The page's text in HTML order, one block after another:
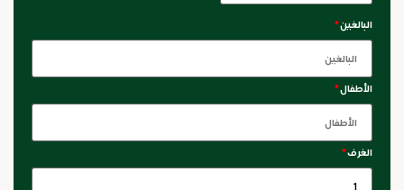
البالغين*
الأطفال*
الغرف*